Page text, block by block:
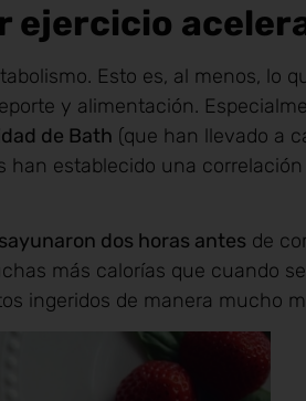
ejercicio
Esto es, al menos, lo
y alimentación.
de Bath (que han llevado a
han establecido una
dos horas antes de
más calorías que cuando
ingeridos de manera mucho